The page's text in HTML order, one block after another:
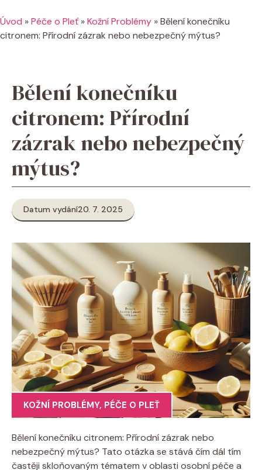
Úvod »Péče o Pleť »Kožní Problémy »Bělení konečníku
citronem: Přírodní zázrak nebo nebezpečný mýtus?
Bělení konečníku
citronem: Přírodní
zázrak nebo nebezpečný
mýtus?
Datum vydání20. 7. 2025
KOŽNÍ PROBLÉMY, PÉČE O PLEŤ
Bělení konečníku citronem: Přírodní zázrak nebo
nebezpečný mýtus? Tato otázka se stává čím dál tím
častěji skloňovaným tématem v oblasti osobní péče a